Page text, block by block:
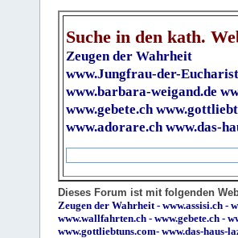
Suche in den kath.
Zeugen der Wahrheit
www.Jungfrau-der-
www.barbara-weigand.de
www.gebete.ch
www.adorare.ch www.das-
Dieses Forum ist mit folgenden
Zeugen der Wahrheit - www.assisi.ch -
www.wallfahrten.ch - www.gebete.ch -
www.gottliebtuns.com- www.das-haus-